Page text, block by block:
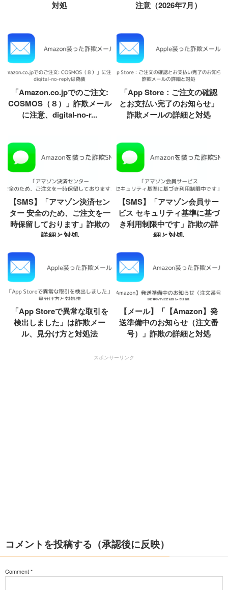
対処
注意（2026年7月）
「Amazon.co.jpでのご注文:
COSMOS（８）」詐欺メール
に注意、digital-no-r...
「App Store：ご注文の確認
とお支払い完了のお知らせ」
詐欺メールの詳細と対処
【SMS】「アマゾン決済セン
ター 安全のため、ご注文を一
時保留しております」詐欺の
詳細と対処
【SMS】「アマゾン会員サー
ビス セキュリティ基準に基づ
き利用制限中です」詐欺の詳
細と対処
「App Storeで異常な取引を
検出しました」は詐欺メー
ル、見分け方と対処法
【メール】「【Amazon】発
送準備中のお知らせ（注文番
号）」詐欺の詳細と対処
スポンサーリンク
コメントを投稿する（承認後に反映）
Comment*